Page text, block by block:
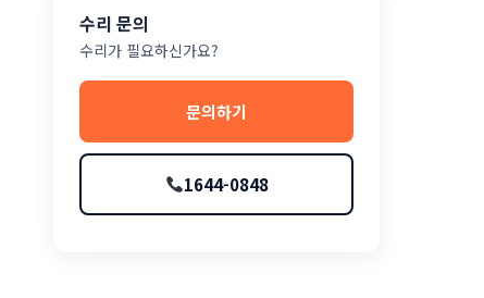
수리 문의
수리가 필요하신가요?
문의하기
1644-0848